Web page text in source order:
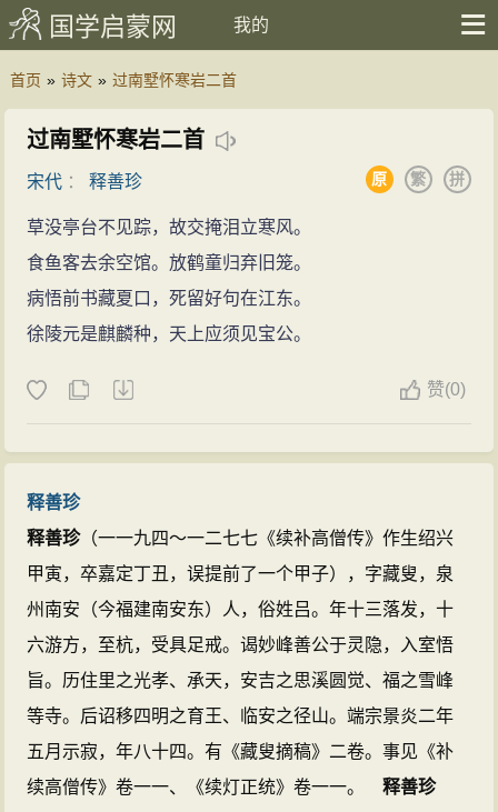
国学启蒙网 我的
首页 » 诗文 » 过南墅怀寒岩二首
过南墅怀寒岩二首
宋代 ：释善珍 拼
繁
原
草没亭台不见踪，故交掩泪立寒风。
食鱼客去余空馆。放鹤童归弃旧笼。
病悟前书藏夏口，死留好句在江东。
徐陵元是麒麟种，天上应须见宝公。
赞(0)
释善珍
释善珍（一一九四～一二七七《续补高僧传》作生绍兴
甲寅，卒嘉定丁丑，误提前了一个甲子），字藏叟，泉
州南安（今福建南安东）人，俗姓吕。年十三落发，十
六游方，至杭，受具足戒。谒妙峰善公于灵隐，入室悟
旨。历住里之光孝、承天，安吉之思溪圆觉、福之雪峰
等寺。后诏移四明之育王、临安之径山。端宗景炎二年
五月示寂，年八十四。有《藏叟摘稿》二卷。事见《补
续高僧传》卷一一、《续灯正统》卷一一。释善珍